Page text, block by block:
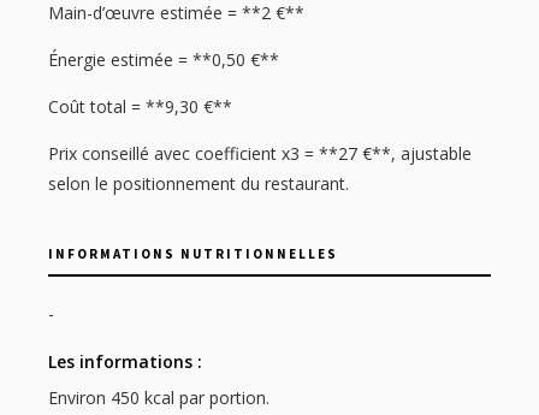
Main-d’œuvre estimée = **2 €**
Énergie estimée = **0,50 €**
Coût total = **9,30 €**
Prix conseillé avec coefficient x3 = **27 €**, ajustable
selon le positionnement du restaurant.
INFORMATIONS NUTRITIONNELLES
-
Les informations :
Environ 450 kcal par portion.